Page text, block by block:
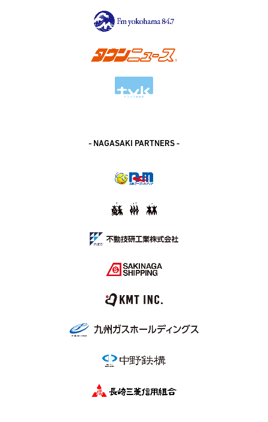
- NAGASAKI PARTNERS -